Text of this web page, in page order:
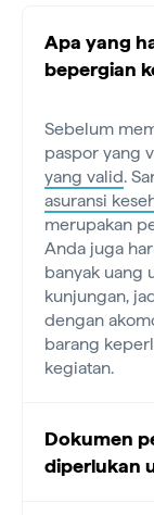
Apa yang
bepergian
Sebelum
paspor yang
yang valid.
asuransi
merupakan
Anda juga
banyak uang
kunjungan,
dengan
barang
kegiatan.
Dokumen
diperlukan